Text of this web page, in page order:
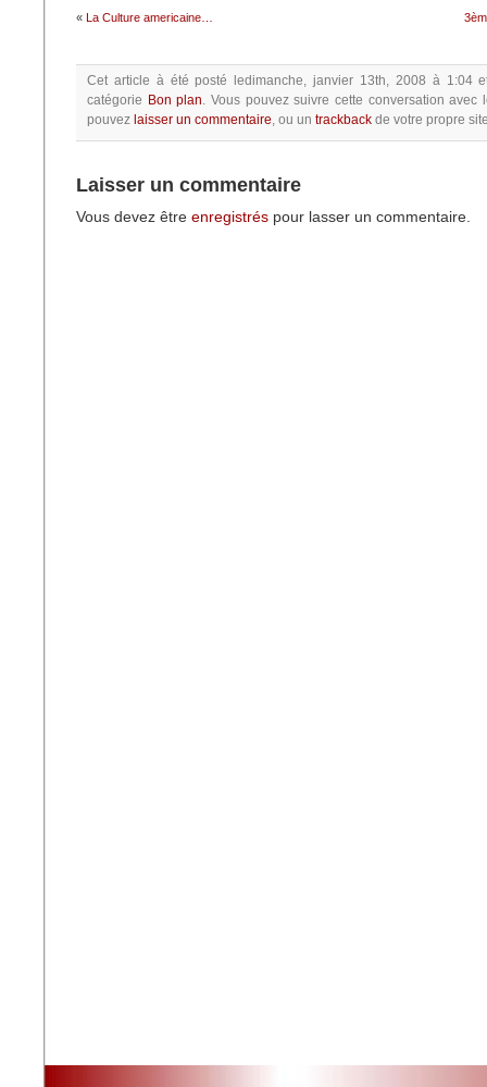
« La Culture americaine…
Cet article à été posté ledimanche, janvier 13th, 2008 à 1:04
catégorie Bon plan.Vous pouvez suivre cette conversation avec
pouvez laisser un commentaire, ou un trackback de votre propre
Laisser un commentaire
Vous devez être enregistrés pour lasser un commentaire.